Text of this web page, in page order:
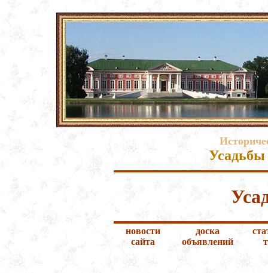
Усадьбы
новости
сайта
доска
объявлений